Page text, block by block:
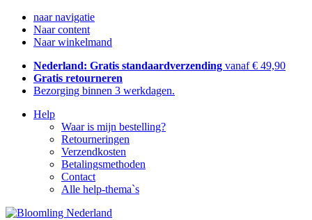
naar navigatie
Naar content
Naar winkelmand
Nederland: Gratis standaardverzending vanaf € 49,90
Gratis retourneren
Bezorging binnen 3 werkdagen.
Help
Waar is mijn bestelling?
Retourneringen
Verzendkosten
Betalingsmethoden
Contact
Alle help-thema`s